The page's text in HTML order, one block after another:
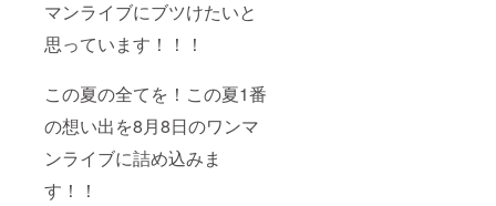
マンライブにブツけたいと
思っています！！！
この夏の全てを！この夏1番
の想い出を8月8日のワンマ
ンライブに詰め込みま
す！！